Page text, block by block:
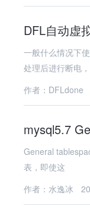
DFL自动虚
一般什么情况下
处理后进行断电
作者：DFLdone
mysql5.7
General tablespace General tablespace 是一种共享的 innodb 表空间，有点类似 ibdata1 。可以在一个表空间数据
表，即使这
作者：水逸冰